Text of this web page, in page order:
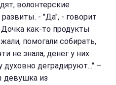
волонтерские
- "Да", - говорит
как-то продукты
помогали собирать,
не знала, денег у них
деградируют..." –
девушка из